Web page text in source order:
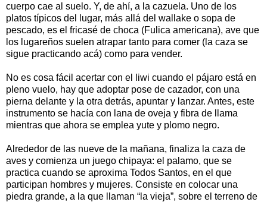
cuerpo cae al suelo. Y, de ahí, a la cazuela. Uno de los
platos típicos del lugar, más allá del wallake o sopa de
pescado, es el fricasé de choca (Fulica americana), ave que
los lugareños suelen atrapar tanto para comer (la caza se
sigue practicando acá) como para vender.
No es cosa fácil acertar con el liwi cuando el pájaro está en
pleno vuelo, hay que adoptar pose de cazador, con una
pierna delante y la otra detrás, apuntar y lanzar. Antes, este
instrumento se hacía con lana de oveja y fibra de llama
mientras que ahora se emplea yute y plomo negro.
Alrededor de las nueve de la mañana, finaliza la caza de
aves y comienza un juego chipaya: el palamo, que se
practica cuando se aproxima Todos Santos, en el que
participan hombres y mujeres. Consiste en colocar una
piedra grande, a la que llaman “la vieja”, sobre el terreno de